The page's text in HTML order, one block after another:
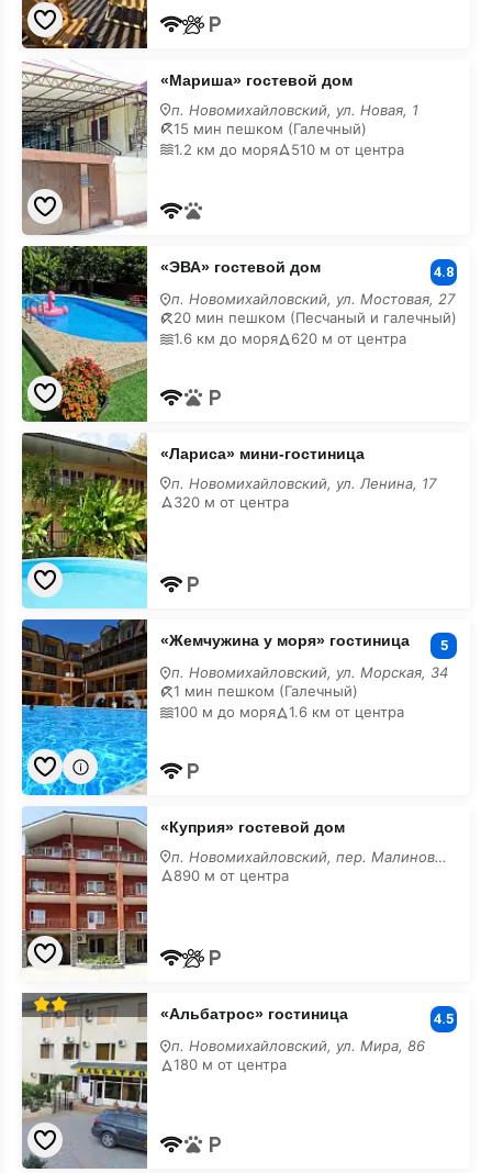
«Мариша»
гостевой
дом
«Мариша» гостевой дом
п. Новомихайловский, ул. Новая, 1
15 мин пешком (Галечный)
1.2 км до моря
510 м от центра
«ЭВА»
гостевой
дом
«ЭВА» гостевой дом 4.8
п. Новомихайловский, ул. Мостовая, 27
20 мин пешком (Песчаный и галечный)
1.6 км до моря
620 м от центра
«Лариса»
мини-
гостиница
«Лариса» мини-гостиница
п. Новомихайловский, ул. Ленина, 17
320 м от центра
«Жемчужина
у
моря»
гостиница
«Жемчужина у моря» гостиница 5
п. Новомихайловский, ул. Морская, 34
1 мин пешком (Галечный)
100 м до моря
1.6 км от центра
«Куприя»
гостевой
дом
«Куприя» гостевой дом
п. Новомихайловский, пер. Малиновый, 6
890 м от центра
«Альбатрос»
гостиница
«Альбатрос» гостиница 4.5
п. Новомихайловский, ул. Мира, 86
180 м от центра